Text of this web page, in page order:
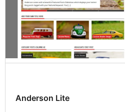
Anderson Lite